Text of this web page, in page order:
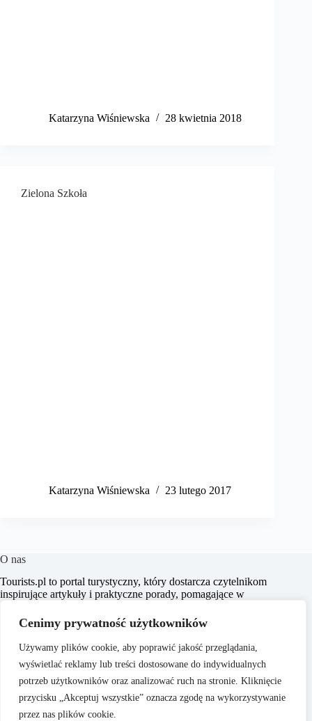
Cenimy prywatność użytkowników
Używamy plików cookie, aby poprawić jakość przeglądania,
wyświetlać reklamy lub treści dostosowane do indywidualnych
potrzeb użytkowników oraz analizować ruch na stronie. Kliknięcie
przycisku „Akceptuj wszystkie” oznacza zgodę na wykorzystywanie
przez nas plików cookie.
Katarzyna Wiśniewska 28 kwietnia 2018
Zielona Szkoła
Katarzyna Wiśniewska 23 lutego 2017
O nas
​Tourists.pl to portal turystyczny, który dostarcza czytelnikom
inspirujące artykuły i praktyczne porady, pomagające w
wspieranie pasjonatów turystyki w odkrywaniu nowych
miejsc oraz kultur, dostarczając rzetelnych i aktualnych
informacji.